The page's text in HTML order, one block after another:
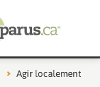
Page actuelle :
Agir localement